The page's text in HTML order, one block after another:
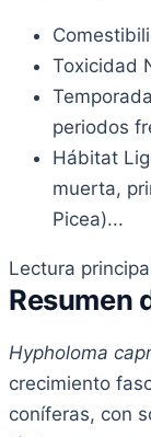
Toxicidad
Temporada
periodos
Hábitat
muerta,
Picea)...
Lectura
Resumen
Hypholoma
crecimiento
coníferas, con